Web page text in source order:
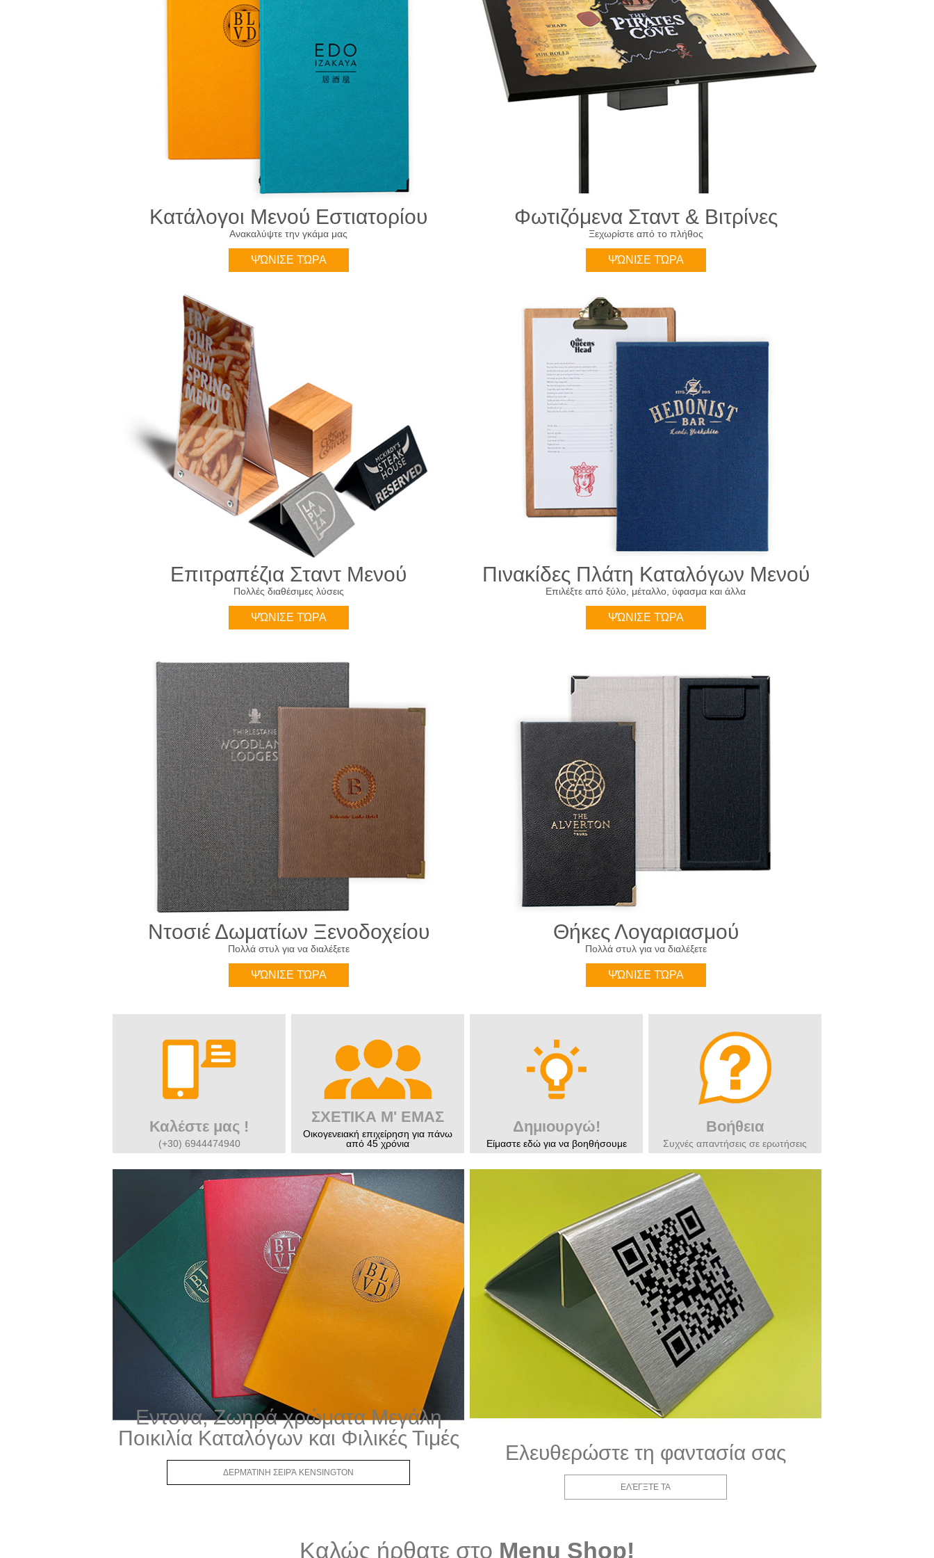
Κατάλογοι Μενού Εστιατορίου
Ανακαλύψτε την γκάμα μας
ΨΏΝΙΣΕ ΤΏΡΑ
Φωτιζόμενα Σταντ & Βιτρίνες
Ξεχωρίστε από το πλήθος
ΨΏΝΙΣΕ ΤΏΡΑ
Επιτραπέζια Σταντ Μενού
Πολλές διαθέσιμες λύσεις
ΨΏΝΙΣΕ ΤΏΡΑ
Πινακίδες Πλάτη Καταλόγων Μενού
Επιλέξτε από ξύλο, μέταλλο, ύφασμα και άλλα
ΨΏΝΙΣΕ ΤΏΡΑ
Ντοσιέ Δωματίων Ξενοδοχείου
Πολλά στυλ για να διαλέξετε
ΨΏΝΙΣΕ ΤΏΡΑ
Θήκες Λογαριασμού
Πολλά στυλ για να διαλέξετε
ΨΏΝΙΣΕ ΤΏΡΑ
Καλέστε μας !
(+30) 6944474940
ΣΧΕΤΙΚΑ Μ' ΕΜΑΣ
Οικογενειακή επιχείρηση για πάνω
από 45 χρόνια
Δημιουργώ!
Είμαστε εδώ για να βοηθήσουμε
Βοήθεια
Συχνές απαντήσεις σε ερωτήσεις
Εντονα, Ζωηρά χρώματα Μεγάλη
Ποικιλία Καταλόγων και Φιλικές Τιμές
ΔΕΡΜΆΤΙΝΗ ΣΕΙΡΆ KENSINGTON
Ελευθερώστε τη φαντασία σας
ΕΛΈΓΞΤΕ ΤΑ
Καλώς ήρθατε στο Menu Shop!